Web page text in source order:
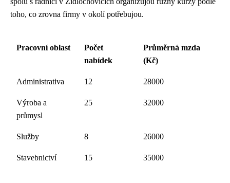
toho, co zrovna firmy v okolí potřebujou.
Pracovní oblast
Počet
nabídek
Průměrná mzda
(Kč)
Administrativa 12 28000
Výroba a
průmysl
25 32000
Služby 8 26000
Stavebnictví 15 35000